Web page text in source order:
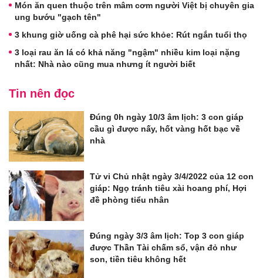
Món ăn quen thuộc trên mâm cơm người Việt bị chuyên gia
ung bướu "gạch tên"
3 khung giờ uống cà phê hại sức khỏe: Rút ngắn tuổi thọ
3 loại rau ăn lá có khả năng "ngậm" nhiều kim loại nặng
nhất: Nhà nào cũng mua nhưng ít người biết
Tin nên đọc
Đúng 0h ngày 10/3 âm lịch: 3 con giáp
cầu gì được nấy, hốt vàng hốt bạc về
nhà
Tử vi Chủ nhật ngày 3/4/2022 của 12 con
giáp: Ngọ tránh tiêu xài hoang phí, Hợi
đề phòng tiểu nhân
Đúng ngày 3/3 âm lịch: Top 3 con giáp
được Thần Tài chấm sổ, vận đỏ như
son, tiền tiêu không hết